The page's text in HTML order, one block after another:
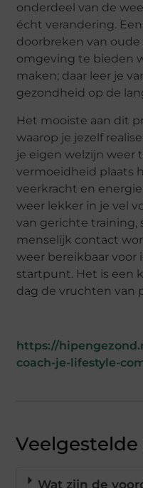
onderdeel van de
écht verandering.
doorbreken van
omgeving te bieden
maken; daar leer je
gezondheid op de
Het mooiste aan dit
waarop je jezelf
je eigen welzijn weer
vermoeidheid plaats
veerkracht en
weer lekker in je vel
van gerichte training,
menselijk contact
weer bereikbaar voor
startpunt. Het is een
dag de vruchten van
https://
coach-je-lifestyle-
Wat zijn de